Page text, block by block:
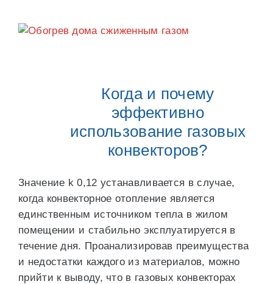
Когда и почему
эффективно
использование газовых
конвекторов?
Значение k 0,12 устанавливается в случае,
когда конвекторное отопление является
единственным источником тепла в жилом
помещении и стабильно эксплуатируется в
течение дня. Проанализировав преимущества
и недостатки каждого из материалов, можно
прийти к выводу, что в газовых конвекторах